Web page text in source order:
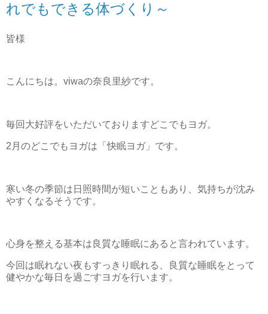
れでもできる体づくり～
皆様
こんにちは。viwaの奈良里紗です。
毎回大好評をいただいておりますどこでもヨガ。
2月のどこでもヨガは「快眠ヨガ」です。
寒い冬の季節は日照時間が短いこともあり、気持ちが沈み
やすくなるそうです。
心身を整える基本は良質な睡眠にあると言われています。
今回は眠れない夜もすっきり眠れる、良質な睡眠をとって
健やかな毎日を過ごすヨガを行います。